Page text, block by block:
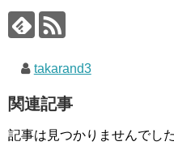
takarand3
関連記事
記事は見つかりませんでした